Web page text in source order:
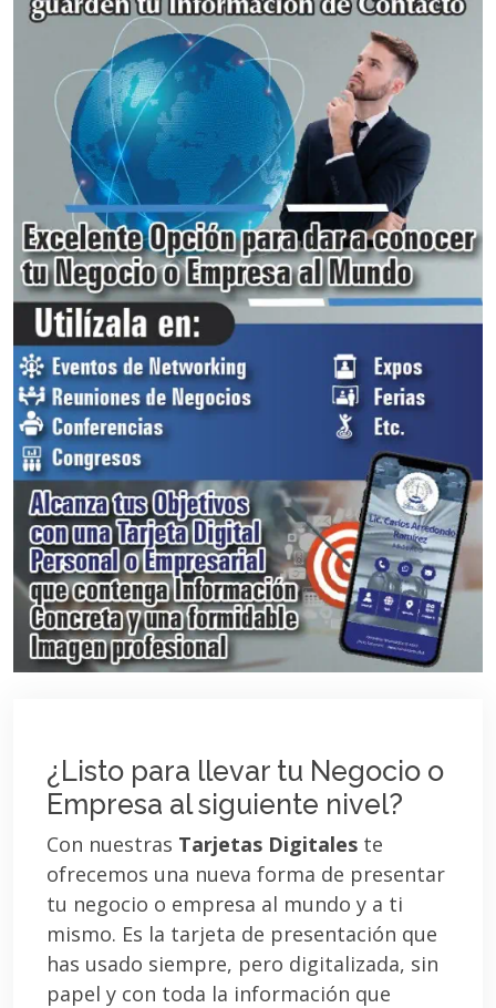
¿Listo para llevar tu Negocio o
Empresa al siguiente nivel?
Con nuestras Tarjetas Digitales te
ofrecemos una nueva forma de presentar
tu negocio o empresa al mundo y a ti
mismo. Es la tarjeta de presentación que
has usado siempre, pero digitalizada, sin
papel y con toda la información que